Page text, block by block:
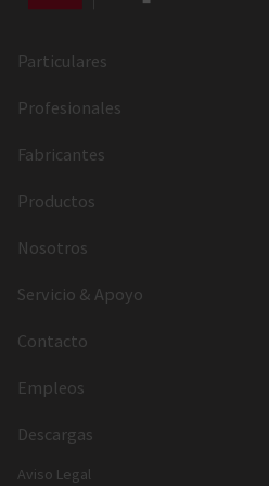
Particulares
Profesionales
Fabricantes
Productos
Nosotros
Servicio & Apoyo
Contacto
Empleos
Descargas
Aviso Legal